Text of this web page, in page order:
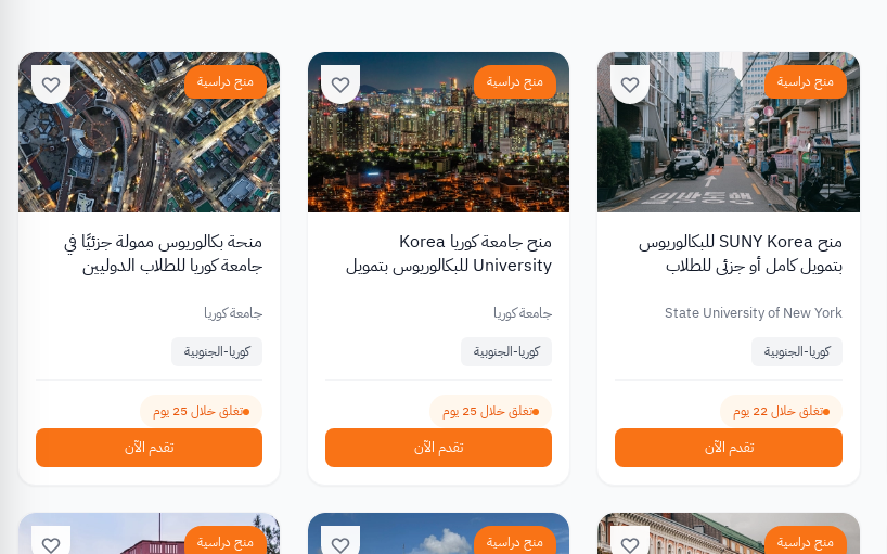
منح دراسية
منح SUNY Korea للبكالوريوس
بتمويل كامل أو جزئي للطلاب
State University of New York
كوريا-الجنوبية
تغلق خلال 22 يوم
تقدم الآن
منح دراسية
منح جامعة كوريا Korea
University للبكالوريوس بتمويل
2027
جامعة كوريا
كوريا-الجنوبية
تغلق خلال 25 يوم
تقدم الآن
منح دراسية
منحة بكالوريوس ممولة جزئيًا في
جامعة كوريا للطلاب الدوليين
جامعة كوريا
كوريا-الجنوبية
تغلق خلال 25 يوم
تقدم الآن
منح دراسية منح دراسية منح دراسية